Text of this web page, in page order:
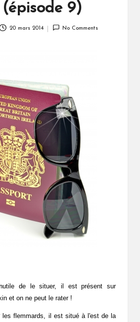
9)
20 mars 2014 No Comments
de le situer, il est présent sur
et on ne peut le rater !
flemmards, il est situé à l'est de la